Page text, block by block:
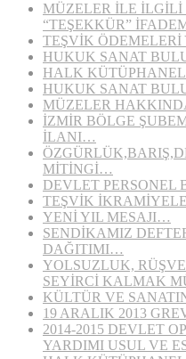
MÜZELER İLE
“TEŞEKKÜR”
TEŞVİK
HUKUK SANAT
HALK
HUKUK SANAT
MÜZELER
İZMİR BÖLGE
İLANI…
MİTİNGİ…
DEVLET
TEŞVİK
YENİ YIL MESAJI…
SENDİKAMIZ
DAĞITIMI…
YOLSUZLUK,
SEYİRCİ KALMAK
KÜLTÜR VE
19 ARALIK 2013
2014-2015 DEVLET
YARDIMI USUL VE